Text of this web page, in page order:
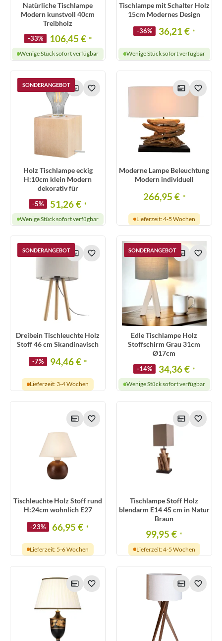
Natürliche Tischlampe
Modern kunstvoll 40cm
Treibholz
-33% 106,45 € *
Wenige Stück sofort verfügbar
Tischlampe mit Schalter Holz
15cm Modernes Design
-36% 36,21 € *
Wenige Stück sofort verfügbar
SONDERANGEBOT
Holz Tischlampe eckig
H:10cm klein Modern
dekorativ für
-5% 51,26 € *
Wenige Stück sofort verfügbar
Moderne Lampe Beleuchtung
Modern individuell
266,95 € *
Lieferzeit: 4-5 Wochen
SONDERANGEBOT
Dreibein Tischleuchte Holz
Stoff 46 cm Skandinavisch
-7% 94,46 € *
Lieferzeit: 3-4 Wochen
SONDERANGEBOT
Edle Tischlampe Holz
Stoffschirm Grau 31cm
Ø17cm
-14% 34,36 € *
Wenige Stück sofort verfügbar
Tischleuchte Holz Stoff rund
H:24cm wohnlich E27
-23% 66,95 € *
Lieferzeit: 5-6 Wochen
Tischlampe Stoff Holz
blendarm E14 45 cm in Natur
Braun
99,95 € *
Lieferzeit: 4-5 Wochen